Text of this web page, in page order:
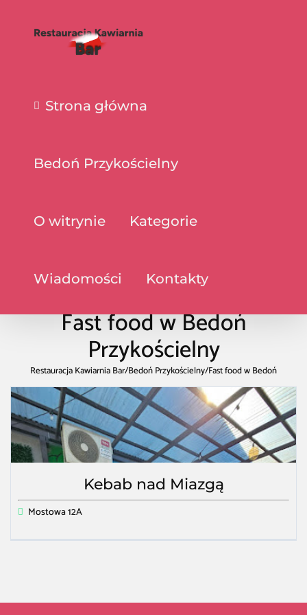
Strona główna
Bedoń Przykościelny
O witrynie Kategorie
Wiadomości Kontakty
Fast food w Bedoń
Przykościelny
Restauracja Kawiarnia Bar/Bedoń Przykościelny/Fast food w Bedoń
Przykościelny
Kebab nad Miazgą
Mostowa 12A